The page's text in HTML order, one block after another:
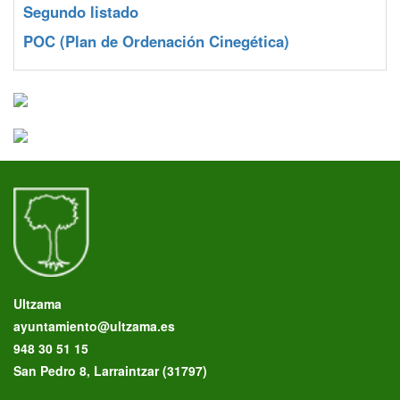
Segundo listado
POC (Plan de Ordenación Cinegética)
Ultzama
ayuntamiento@ultzama.es
948 30 51 15
San Pedro 8, Larraintzar (31797)